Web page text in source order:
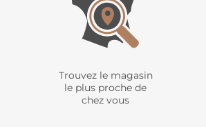
Trouvez le magasin
le plus proche de
chez vous